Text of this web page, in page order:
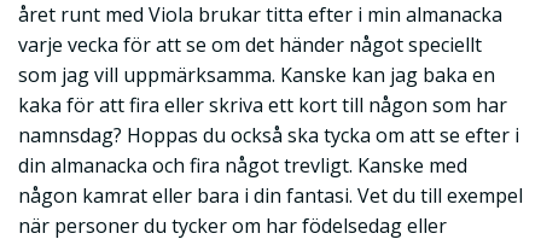
året runt med Viola brukar titta efter i min almanacka
varje vecka för att se om det händer något speciellt
som jag vill uppmärksamma. Kanske kan jag baka en
kaka för att fira eller skriva ett kort till någon som har
namnsdag? Hoppas du också ska tycka om att se efter i
din almanacka och fira något trevligt. Kanske med
någon kamrat eller bara i din fantasi. Vet du till exempel
när personer du tycker om har födelsedag eller